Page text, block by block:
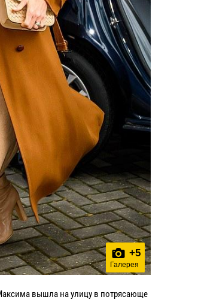
+5
Галерея
вышла на улицу в потрясающе